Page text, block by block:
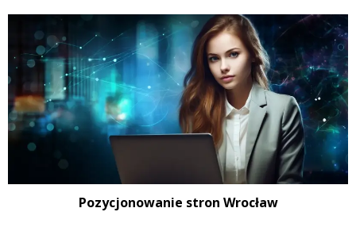
Pozycjonowanie stron Wrocław